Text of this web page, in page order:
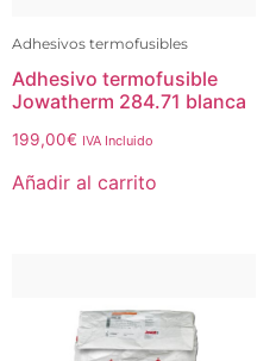
Adhesivos termofusibles
Adhesivo termofusible
Jowatherm 284.71 blanca
199,00€ IVA Incluido
Añadir al carrito